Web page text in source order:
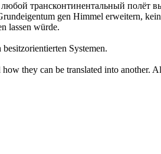
трансконтинентальный полёт
gen Himmel erweitern,
lassen würde.
Systemen.
they can be translated into another.